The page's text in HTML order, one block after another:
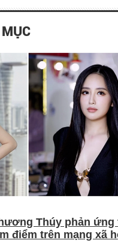
Thúy phản ứng
điểm trên mạng xã